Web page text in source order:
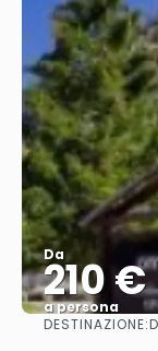
Da
210 €
a persona
DESTINAZIONE: